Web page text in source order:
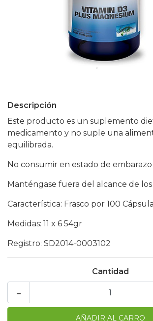
Descripción
Este producto es un suplemento
medicamento y no suple una
equilibrada.
No consumir en estado de embarazo
Manténgase fuera del alcance de
Característica: Frasco por 100
Medidas: 11 x 6 54gr
Registro: SD2014-0003102
Cantidad
-